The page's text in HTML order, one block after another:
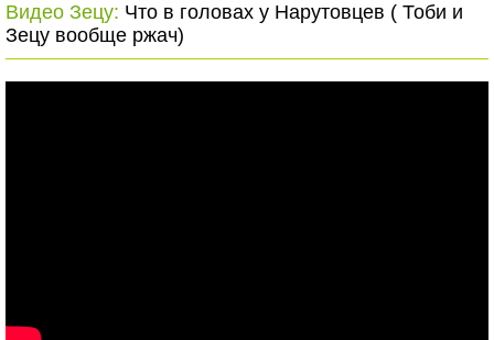
Видео Зецу: Что в головах у Нарутовцев ( Тоби и
Зецу вообще ржач)